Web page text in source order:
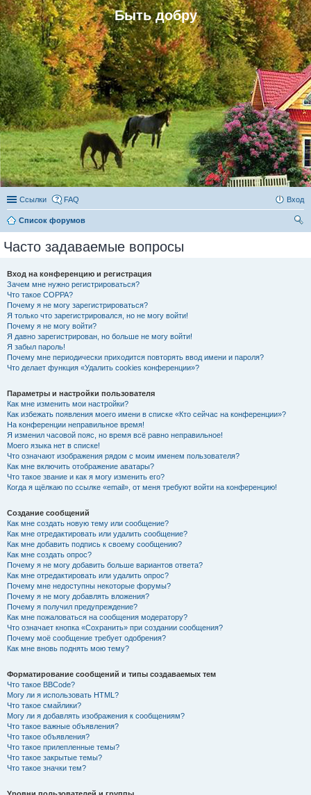
Быть добру
Ссылки FAQ Вход
Список форумов
Часто задаваемые вопросы
Вход на конференцию и регистрация
Зачем мне нужно регистрироваться?
Что такое COPPA?
Почему я не могу зарегистрироваться?
Я только что зарегистрировался, но не могу войти!
Почему я не могу войти?
Я давно зарегистрирован, но больше не могу войти!
Я забыл пароль!
Почему мне периодически приходится повторять ввод имени и пароля?
Что делает функция «Удалить cookies конференции»?
Параметры и настройки пользователя
Как мне изменить мои настройки?
Как избежать появления моего имени в списке «Кто сейчас на конференции»?
На конференции неправильное время!
Я изменил часовой пояс, но время всё равно неправильное!
Моего языка нет в списке!
Что означают изображения рядом с моим именем пользователя?
Как мне включить отображение аватары?
Что такое звание и как я могу изменить его?
Когда я щёлкаю по ссылке «email», от меня требуют войти на конференцию!
Создание сообщений
Как мне создать новую тему или сообщение?
Как мне отредактировать или удалить сообщение?
Как мне добавить подпись к своему сообщению?
Как мне создать опрос?
Почему я не могу добавить больше вариантов ответа?
Как мне отредактировать или удалить опрос?
Почему мне недоступны некоторые форумы?
Почему я не могу добавлять вложения?
Почему я получил предупреждение?
Как мне пожаловаться на сообщения модератору?
Что означает кнопка «Сохранить» при создании сообщения?
Почему моё сообщение требует одобрения?
Как мне вновь поднять мою тему?
Форматирование сообщений и типы создаваемых тем
Что такое BBCode?
Могу ли я использовать HTML?
Что такое смайлики?
Могу ли я добавлять изображения к сообщениям?
Что такое важные объявления?
Что такое объявления?
Что такое прилепленные темы?
Что такое закрытые темы?
Что такое значки тем?